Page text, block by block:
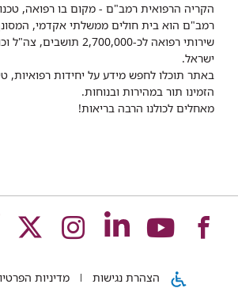
הקריה הרפואית רמב"ם - מקום בו רפואה,
ישראל.
באתר תוכלו לחפש מידע על יחידות
הזמינו תור במהירות ובנוחות.
מאחלים לכולנו הרבה בריאות!
לעמוד
לעמוד
לעמוד
הצהרת נגישות מדיניות